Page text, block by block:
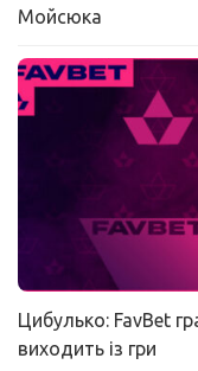
Мойсюка
Цибулько: FavBet
виходить із гри